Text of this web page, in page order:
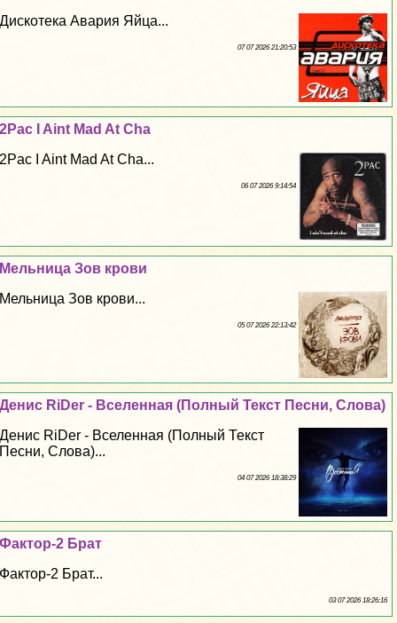
Дискотека Авария Яйца...
07 07 2026 21:20:53
2Pac I Aint Mad At Cha
2Pac I Aint Mad At Cha...
06 07 2026 9:14:54
Мельница Зов крови
Мельница Зов крови...
05 07 2026 22:13:42
Денис RiDer - Вселенная (Полный Текст Песни, Слова)
Денис RiDer - Вселенная (Полный Текст
Песни, Слова)...
04 07 2026 18:38:29
Фактор-2 Брат
Фактор-2 Брат...
03 07 2026 18:26:16